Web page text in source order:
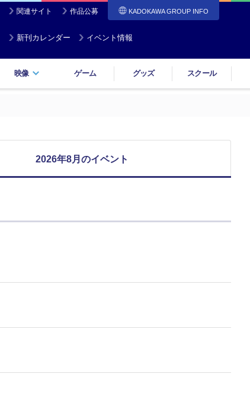
関連サイト 作品公募 KADOKAWA GROUP INFO
新刊カレンダー イベント情報
映像 ゲーム グッズ スクール
2026年8月のイベント